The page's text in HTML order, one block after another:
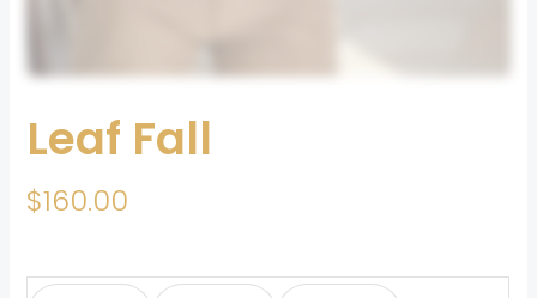
Leaf Fall
$160.00